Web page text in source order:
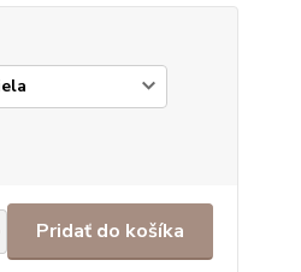
Pridať do košíka